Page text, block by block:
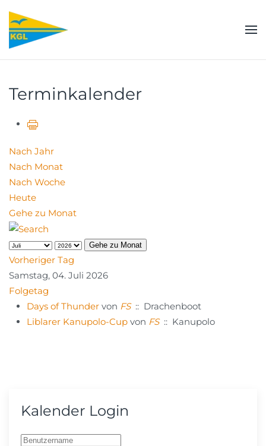
Zum Hauptinhalt springen
Terminkalender
Nach Jahr
Nach Monat
Nach Woche
Heute
Gehe zu Monat
Gehe zu Monat
Vorheriger Tag
Samstag, 04. Juli 2026
Folgetag
Days of Thunder von FS:: Drachenboot
Liblarer Kanupolo-Cup von FS:: Kanupolo
Kalender Login